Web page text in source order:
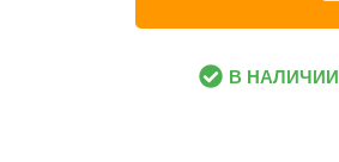
В НАЛИЧИИ